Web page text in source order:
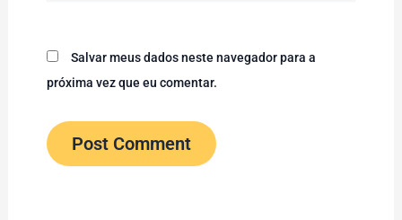
Salvar meus dados neste navegador para a
próxima vez que eu comentar.